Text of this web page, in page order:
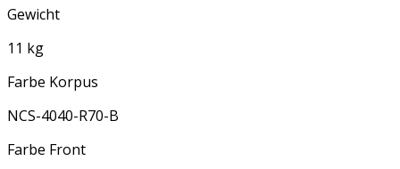
Gewicht
11 kg
Farbe Korpus
NCS-4040-R70-B
Farbe Front